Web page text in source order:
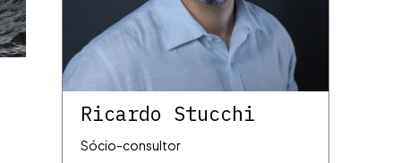
Ricardo Stucchi
Sócio-consultor